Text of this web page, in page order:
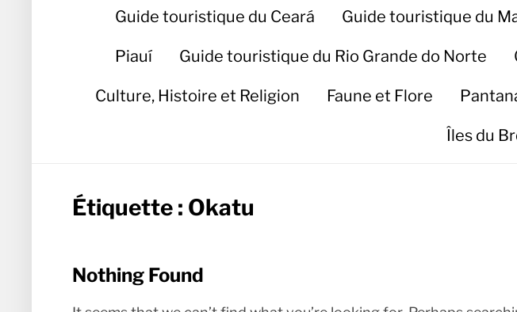
Guide touristique du Ceará Guide touristique du
Piauí Guide touristique du Rio Grande do Norte
Culture, Histoire et Religion Faune et Flore
Îles du
Étiquette : Okatu
Nothing Found